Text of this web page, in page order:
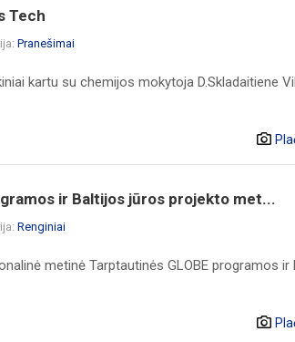
Tech
Pranešimai
kartu su chemijos mokytoja D.Skladaitiene
ir Baltijos jūros projekto met...
Renginiai
metinė Tarptautinės GLOBE programos ir